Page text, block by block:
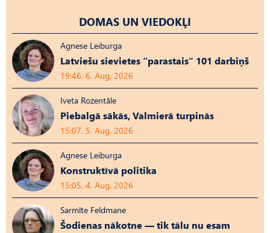
DOMAS UN VIEDOKĻI
Agnese Leiburga
Latviešu sievietes “parastais” 101 darbiņš
19:46, 6. Aug, 2026
Iveta Rozentāle
Piebalgā sākās, Valmierā turpinās
15:07, 5. Aug, 2026
Agnese Leiburga
Konstruktīvā politika
15:05, 4. Aug, 2026
Sarmīte Feldmane
Šodienas nākotne — tik tālu nu esam